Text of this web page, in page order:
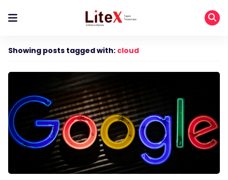
Showing posts tagged with: cloud